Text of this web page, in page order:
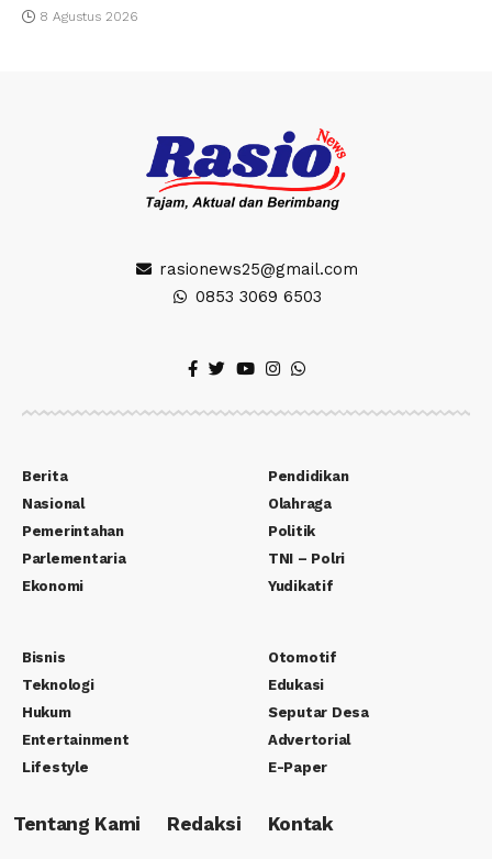
8 Agustus 2026
rasionews25@gmail.com
0853 3069 6503
Berita
Nasional
Pemerintahan
Parlementaria
Ekonomi
Pendidikan
Olahraga
Politik
TNI – Polri
Yudikatif
Bisnis
Teknologi
Hukum
Entertainment
Lifestyle
Otomotif
Edukasi
Seputar Desa
Advertorial
E-Paper
Tentang Kami Redaksi
Kontak